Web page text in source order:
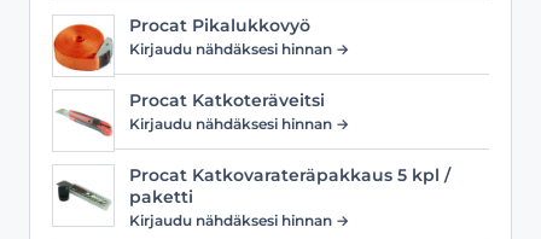
Procat Pikalukkovyö
Kirjaudu nähdäksesi hinnan →
Procat Katkoteräveitsi
Kirjaudu nähdäksesi hinnan →
Procat Katkovarateräpakkaus 5 kpl /
paketti
Kirjaudu nähdäksesi hinnan →